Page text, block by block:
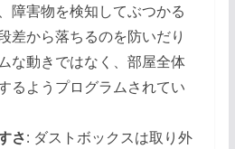
障害物を検知してぶつかる
差から落ちるのを防いだり
な動きではなく、部屋全体
るようプログラムされてい
さ: ダストボックスは取り外